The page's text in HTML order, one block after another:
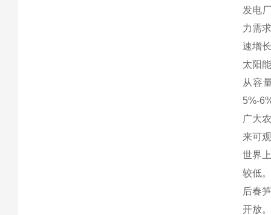
发电
力需
速增
太阳
从容
5%-
广大
来可
世界
较低
后春
开放